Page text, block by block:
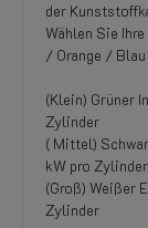
der
Wählen Sie
/ Orange /
(Klein) Grüner
Zylinder
( Mittel)
kW pro Zylinder
(Groß) Weißer
Zylinder